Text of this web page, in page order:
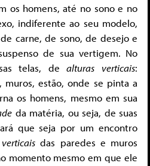
os homens, até no sono e no
indiferente ao seu modelo,
carne, de sono, de desejo e
de sua vertigem. No
telas, dealturas verticais:
muros, estão, onde se pinta a
os homens, mesmo em sua
da matéria, ou seja, de suas
que seja por um encontro
verticais das paredes e muros
momento mesmo em que ele